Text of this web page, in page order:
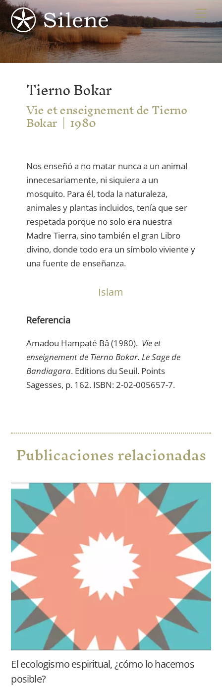
Skip
to
content
Tierno Bokar
Vie et enseignement de Tierno
Bokar 1980
Nos enseñó a no matar nunca a un animal
innecesariamente, ni siquiera a un
mosquito. Para él, toda la naturaleza,
animales y plantas incluidos, tenía que ser
respetada porque no solo era nuestra
Madre Tierra, sino también el gran Libro
divino, donde todo era un símbolo viviente y
una fuente de enseñanza.
Islam
Referencia
Amadou Hampaté Bâ (1980). Vie et
enseignement de Tierno Bokar. Le Sage de
Bandiagara. Editions du Seuil. Points
Sagesses, p. 162. ISBN: 2-02-005657-7.
Publicaciones relacionadas
​​El ecologismo espiritual, ¿cómo lo hacemos
posible?